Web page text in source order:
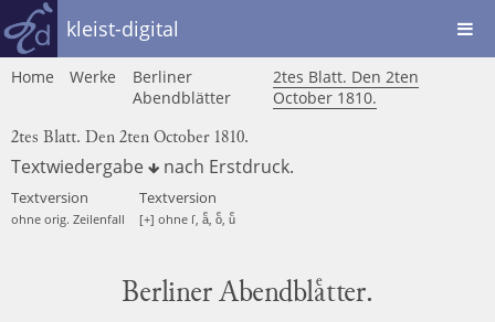
kleist-digital
Home Werke
Berliner
Abendblätter
2tes Blatt. Den 2ten
October 1810.
2tes Blatt. Den 2ten October 1810.
Textwiedergabe nach Erstdruck.
Textversion
ohne orig. Zeilenfall
Textversion
[+] ohne ſ, aͤ, oͤ, uͤ
Berliner Abendblaͤtter.